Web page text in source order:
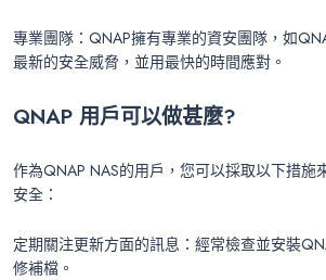
專業團隊：QNAP擁有專業的資安團隊，如
最新的安全威脅，並用最快的時間應對。
QNAP 用戶可以做甚麼?
作為QNAP NAS的用戶，您可以採取以下措施
安全：
定期關注更新方面的訊息：經常檢查並安裝
修補檔。